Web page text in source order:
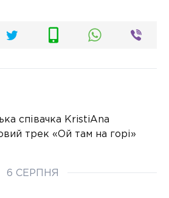
співачка KristiAna
трек «Ой там на горі»
6 СЕРПНЯ